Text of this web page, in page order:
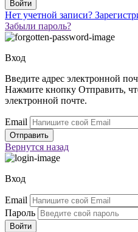
Нет учетной записи?
Забыли пароль?
Вход
Введите адрес электронной
Нажмите кнопку Отправить,
электронной почте.
Email
Вернутся назад
Вход
Email
Пароль